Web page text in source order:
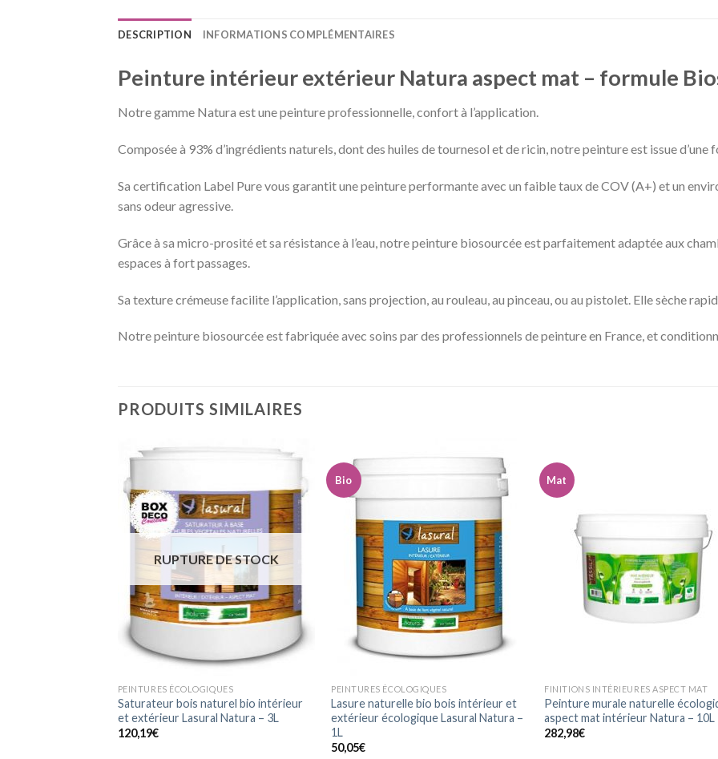
DESCRIPTION INFORMATIONS COMPLÉMENTAIRES
Peinture intérieur extérieur Natura aspect mat – formule
Notre gamme Natura est une peinture professionnelle, confort à l’application.
Composée à 93% d’ingrédients naturels, dont des huiles de tournesol et de ricin, notre peinture est issue
Sa certification Label Pure vous garantit une peinture performante avec un faible taux de COV (A+) et un
sans odeur agressive.
Grâce à sa micro-prosité et sa résistance à l’eau, notre peinture biosourcée est parfaitement adaptée aux
espaces à fort passages.
Sa texture crémeuse facilite l’application, sans projection, au rouleau, au pinceau, ou au pistolet. Elle sèche
Notre peinture biosourcée est fabriquée avec soins par des professionnels de peinture en France, et
PRODUITS SIMILAIRES
Ajouter
à la
wishlist
RUPTURE DE STOCK
PEINTURES ÉCOLOGIQUES
Saturateur bois naturel bio intérieur
et extérieur Lasural Natura – 3L
120,19€
Bio
à la
wishlist
PEINTURES ÉCOLOGIQUES
Lasure naturelle bio bois intérieur et
extérieur écologique Lasural Natura –
1L
50,05€
Mat
à
FINITIONS INTÉRIEURES ASPECT MAT
Peinture murale naturelle
aspect mat intérieur Natura – 10L
282,98€